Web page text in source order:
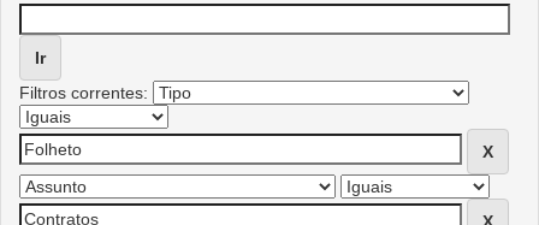
Filtros correntes: